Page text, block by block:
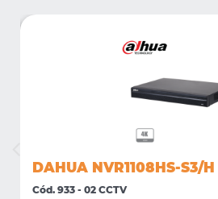
DAHUA NVR1108HS-S3/H
Cód. 933 - 02 CCTV